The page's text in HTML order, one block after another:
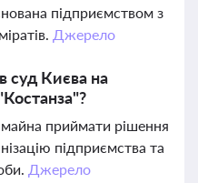
підприємством з
Джерело
суд Києва на
приймати рішення
підприємства та
Джерело